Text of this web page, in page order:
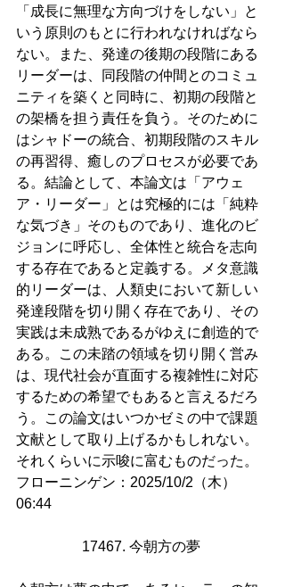
「成長に無理な方向づけをしない」と
いう原則のもとに行われなければなら
ない。また、発達の後期の段階にある
リーダーは、同段階の仲間とのコミュ
ニティを築くと同時に、初期の段階と
の架橋を担う責任を負う。そのために
はシャドーの統合、初期段階のスキル
の再習得、癒しのプロセスが必要であ
る。結論として、本論文は「アウェ
ア・リーダー」とは究極的には「純粋
な気づき」そのものであり、進化のビ
ジョンに呼応し、全体性と統合を志向
する存在であると定義する。メタ意識
的リーダーは、人類史において新しい
発達段階を切り開く存在であり、その
実践は未成熟であるがゆえに創造的で
ある。この未踏の領域を切り開く営み
は、現代社会が直面する複雑性に対応
するための希望でもあると言えるだろ
う。この論文はいつかゼミの中で課題
文献として取り上げるかもしれない。
それくらいに示唆に富むものだった。
フローニンゲン：2025/10/2（木）
06:44
17467. 今朝方の夢